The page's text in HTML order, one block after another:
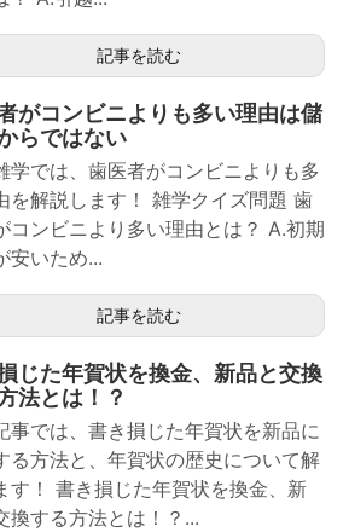
記事を読む
がコンビニよりも多い理由は儲
らではない
学では、歯医者がコンビニよりも多
を解説します！ 雑学クイズ問題 歯
コンビニより多い理由とは？ A.初期
安いため...
記事を読む
じた年賀状を換金、新品と交換
法とは！？
事では、書き損じた年賀状を新品に
る方法と、年賀状の歴史について解
す！ 書き損じた年賀状を換金、新
換する方法とは！？...